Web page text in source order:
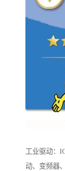
工业驱动：
动、变频器